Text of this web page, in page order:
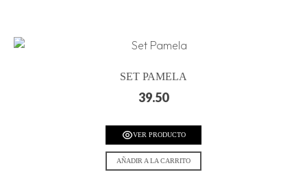
SET PAMELA
39.50
VER PRODUCTO
AÑADIR A LA CARRITO